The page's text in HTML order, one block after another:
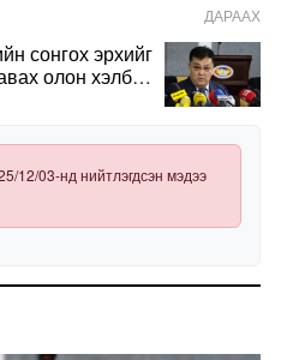
ДАРААХ
сонгох эрхийг
олон хэлбэр
12/03-нд нийтлэгдсэн мэдээ